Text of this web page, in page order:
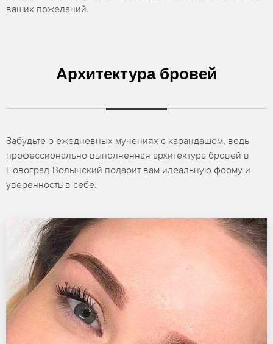
ваших пожеланий.
Архитектура бровей
Забудьте о ежедневных мучениях с карандашом, ведь
профессионально выполненная архитектура бровей в
Новоград-Волынский подарит вам идеальную форму и
уверенность в себе.